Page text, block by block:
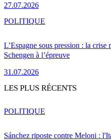
27.07.2026
L’Espagne sous pression : la crise
Schengen à l’épreuve
31.07.2026
POLITIQUE
LES PLUS RÉCENTS
Sánchez riposte contre Meloni :
POLITIQUE